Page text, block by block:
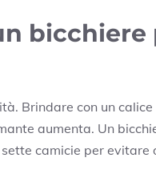
bicchiere
Brindare con un
aumenta. Un
camicie per